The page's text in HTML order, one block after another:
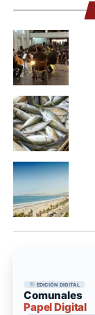
EDICIÓN DIGITAL
Comunales
Papel Digital